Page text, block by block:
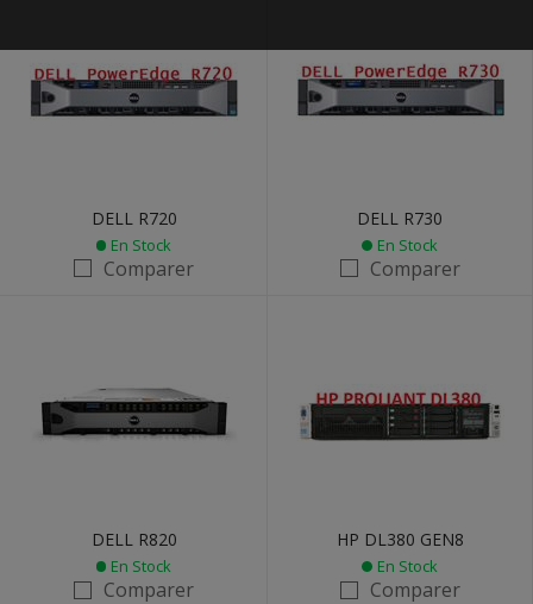
DELL R720
En Stock
Comparer
DELL R730
En Stock
Comparer
DELL R820
En Stock
Comparer
HP DL380 GEN8
En Stock
Comparer